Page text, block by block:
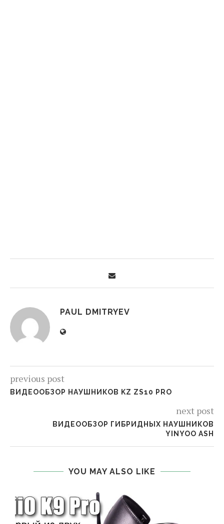
PAUL DMITRYEV
previous post
ВИДЕООБЗОР НАУШНИКОВ KZ ZS10 PRO
next post
ВИДЕООБЗОР ГИБРИДНЫХ НАУШНИКОВ
YINYOO ASH
YOU MAY ALSO LIKE